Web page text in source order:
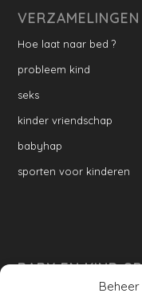
VERZAMELINGEN
Hoe laat naar bed ?
probleem kind
seks
kinder vriendschap
babyhap
sporten voor kinderen
BABY EN KIND